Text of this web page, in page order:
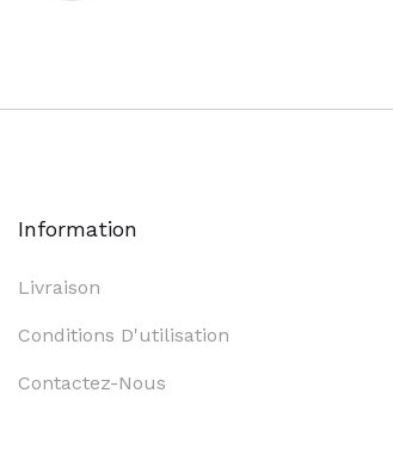
Information
Livraison
Conditions D'utilisation
Contactez-Nous